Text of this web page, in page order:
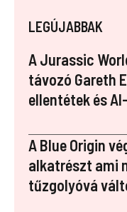
ce
b
o
o
k
er
es
t
LEGÚJABBAK
A Jurassic
távozó Gareth
ellentétek és
A Blue Origin
alkatrészt ami
tűzgolyóvá